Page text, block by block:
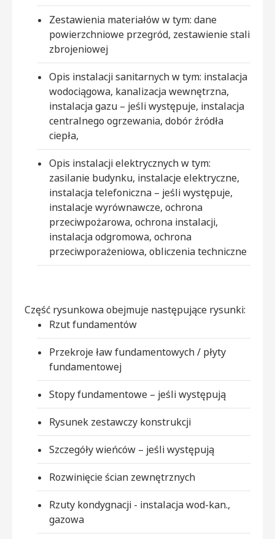
Zestawienia materiałów w tym: dane
powierzchniowe przegród, zestawienie stali
zbrojeniowej
Opis instalacji sanitarnych w tym: instalacja
wodociągowa, kanalizacja wewnętrzna,
instalacja gazu – jeśli występuje, instalacja
centralnego ogrzewania, dobór źródła
ciepła,
Opis instalacji elektrycznych w tym:
zasilanie budynku, instalacje elektryczne,
instalacja telefoniczna – jeśli występuje,
instalacje wyrównawcze, ochrona
przeciwpożarowa, ochrona instalacji,
instalacja odgromowa, ochrona
przeciwporażeniowa, obliczenia techniczne
Część rysunkowa obejmuje następujące rysunki:
Rzut fundamentów
Przekroje ław fundamentowych / płyty
fundamentowej
Stopy fundamentowe – jeśli występują
Rysunek zestawczy konstrukcji
Szczegóły wieńców – jeśli występują
Rozwinięcie ścian zewnętrznych
Rzuty kondygnacji - instalacja wod-kan.,
gazowa